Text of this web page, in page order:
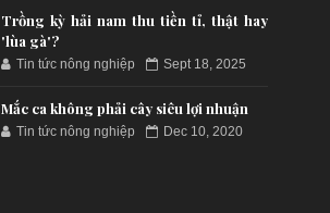
Trồng kỳ hải nam thu tiền tỉ, thật hay
'lùa gà'?
Tin tức nông nghiệp Sept 18, 2025
Mắc ca không phải cây siêu lợi nhuận
Tin tức nông nghiệp Dec 10, 2020